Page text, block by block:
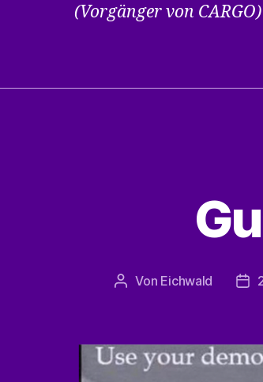
(Vorgänger von CARGO)
Beitragsautor
Von Eichwald